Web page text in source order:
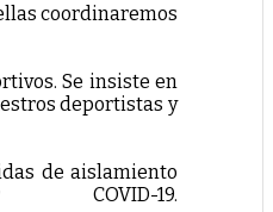
coordinaremos
Se insiste en
deportistas y
de aislamiento
19.